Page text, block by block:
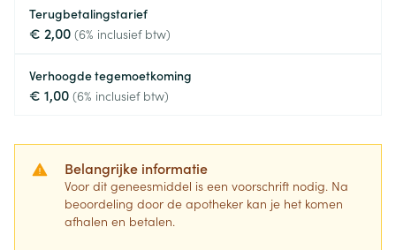
Terugbetalingstarief
€ 2,00 (6% inclusief btw)
Verhoogde tegemoetkoming
€ 1,00 (6% inclusief btw)
Belangrijke informatie
Voor dit geneesmiddel is een voorschrift nodig. Na
beoordeling door de apotheker kan je het komen
afhalen en betalen.